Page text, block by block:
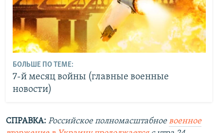
БОЛЬШЕ ПО ТЕМЕ:
7-й месяц войны (главные военные
новости)
СПРАВКА: Российское полномасштабноевоенное